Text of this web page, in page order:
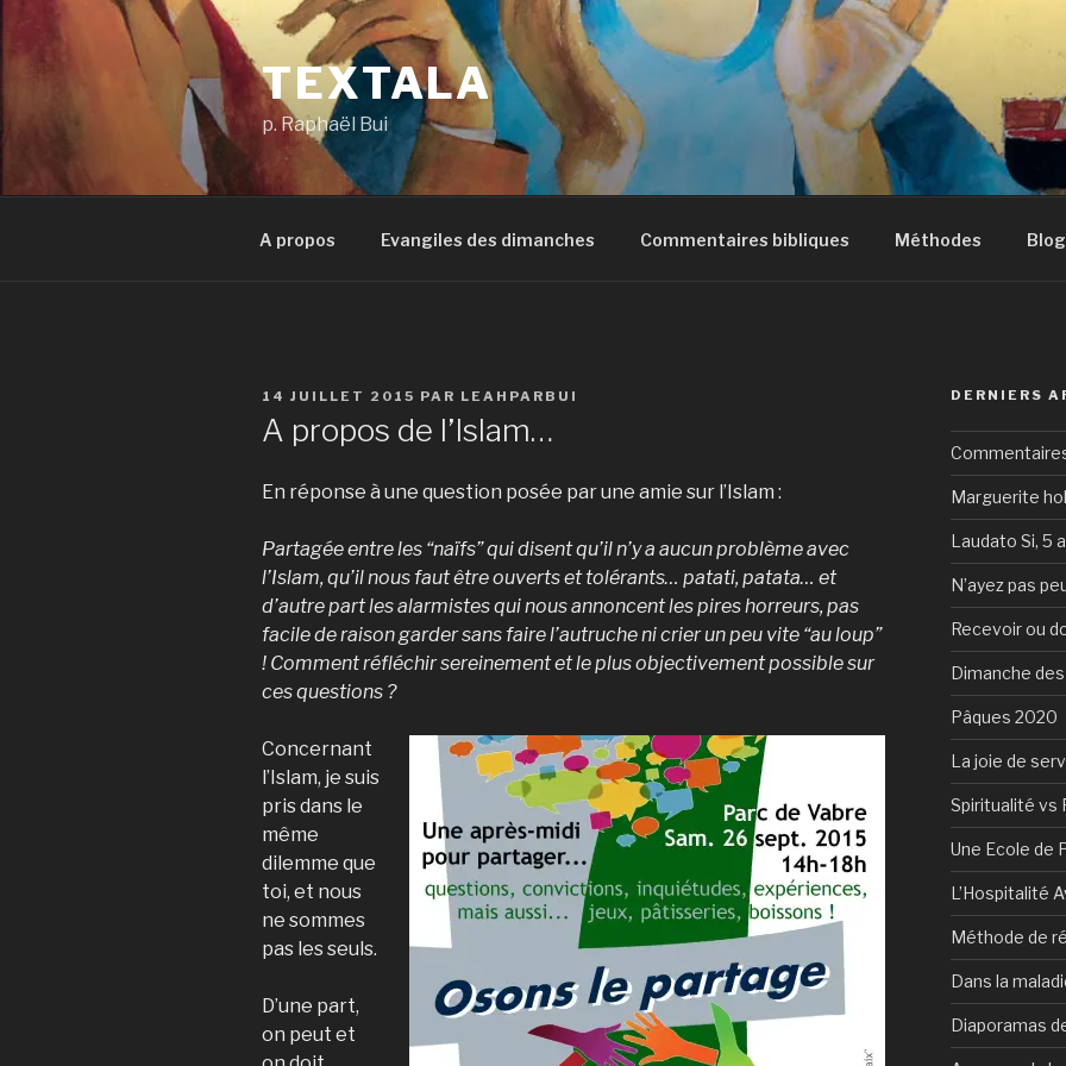
contenu
TEXTALA
p. Raphaël Bui
A propos Evangiles des dimanches Commentaires bibliques Méthodes Blog
PUBLIÉ
14 JUILLET 2015 PAR LEAHPARBUI
A propos de l’Islam…
En réponse à une question posée par une amie sur l’Islam :
Partagée entre les “naïfs” qui disent qu’il n’y a aucun problème avec
l’Islam, qu’il nous faut être ouverts et tolérants… patati, patata… et
d’autre part les alarmistes qui nous annoncent les pires horreurs, pas
facile de raison garder sans faire l’autruche ni crier un peu vite “au loup”
! Comment réfléchir sereinement et le plus objectivement possible sur
ces questions ?
Concernant
l’Islam, je suis
pris dans le
même
dilemme que
toi, et nous
ne sommes
pas les seuls.
D’une part,
on peut et
DERNIERS
Marguerite
Laudato Si, 5
N’ayez pas
Recevoir ou
Dimanche
Pâques 2020
La joie de
Spiritualité vs
Une Ecole de
L’Hospitalité
Méthode de
Dans la
Diaporamas